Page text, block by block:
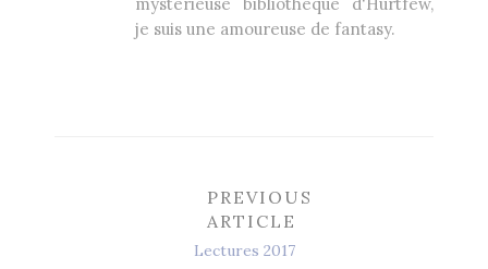
je suis une amoureuse de fantasy.
PREVIOUS
ARTICLE
Lectures 2017